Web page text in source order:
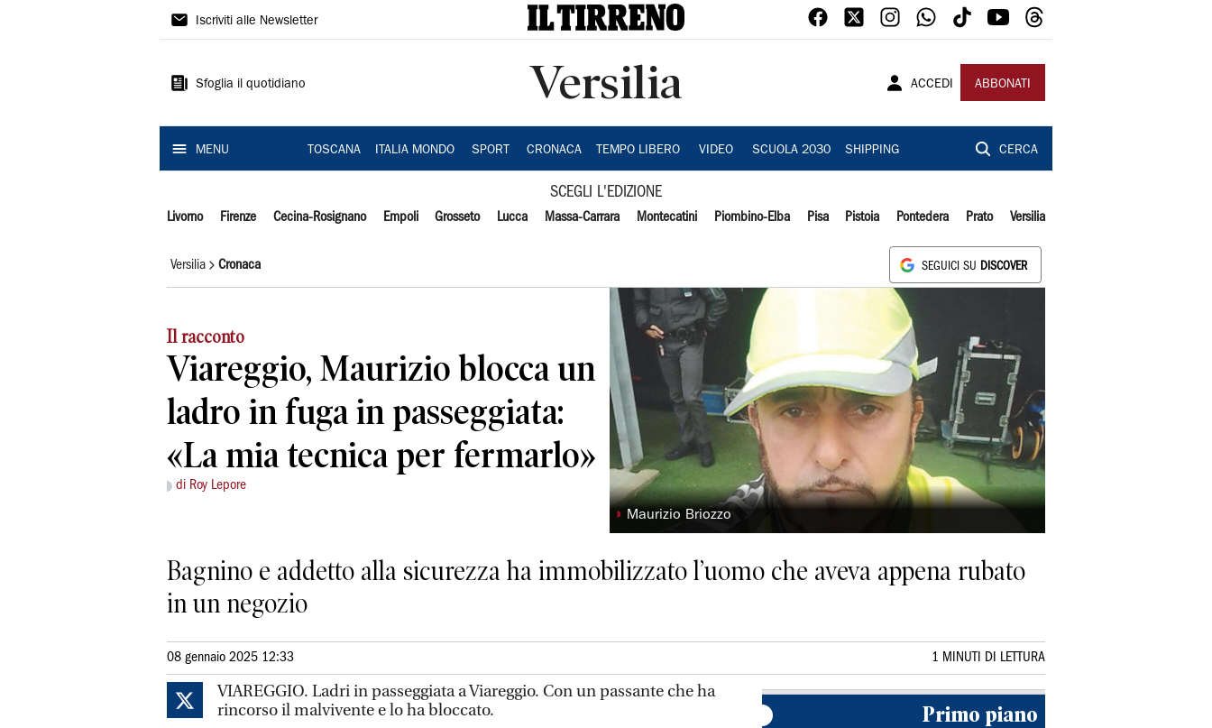
Il
Iscriviti alle Newsletter
Sfoglia il quotidiano Versilia ACCEDI ABBONATI
MENU TOSCANA ITALIA MONDO SPORT CRONACA TEMPO LIBERO VIDEO SCUOLA 2030 SHIPPING CERCA
SCEGLI L'EDIZIONE
Livorno Firenze Cecina-Rosignano Empoli Grosseto Lucca Massa-Carrara Montecatini Piombino-Elba Pisa Pistoia Pontedera Prato Versilia
Versilia Cronaca SEGUICI SU DISCOVER
Il racconto
Viareggio, Maurizio blocca un
ladro in fuga in passeggiata:
«La mia tecnica per fermarlo»
di Roy Lepore
◗ Maurizio Briozzo
Bagnino e addetto alla sicurezza ha immobilizzato l’uomo che aveva appena rubato
in un negozio
08 gennaio 2025 12:33 1 MINUTI DI LETTURA
VIAREGGIO. Ladri in passeggiata a Viareggio. Con un passante che ha
rincorso il malvivente e lo ha bloccato.
Primo piano